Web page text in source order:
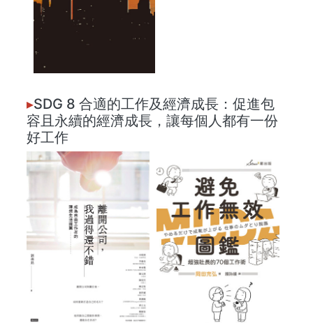
▸SDG 8 合適的工作及經濟成長：促進包
容且永續的經濟成長，讓每個人都有一份
好工作